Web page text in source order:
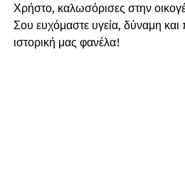
Χρήστο, καλωσόρισες στην
Σου ευχόμαστε υγεία, δύναμη και
ιστορική μας φανέλα!